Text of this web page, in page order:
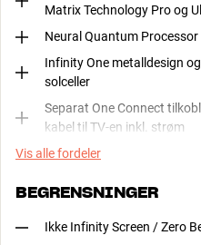
Matrix Technology Pro og
Neural Quantum Processor
Infinity One metalldesign
solceller
Separat One Connect
kabel til TV-en inkl. strøm
Vis alle fordeler
BEGRENSNINGER
Ikke Infinity Screen / Zero